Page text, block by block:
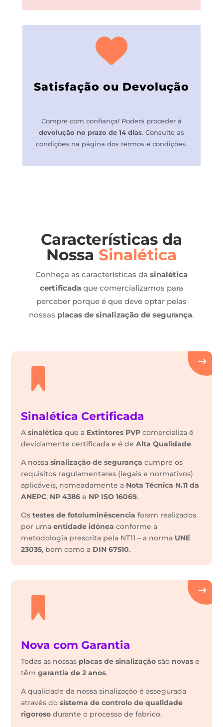
Satisfação ou Devolução
Compre com confiança! Poderá proceder à
devolução no prazo de 14 dias. Consulte as
condições na página dos termos e condições.
Características da
Nossa Sinalética
Conheça as características da sinalética
certificadaque comercializamos para
perceber porque é que deve optar pelas
nossas placas de sinalização de segurança.
Sinalética Certificada
Asinalética que a Extintores PVP comercializa é
devidamente certificada e é deAlta Qualidade.
A nossasinalização de segurança cumpre os
requisitos regulamentares (legais e normativos)
aplicáveis, nomeadamente a Nota Técnica N.11 da
ANEPC, NP 4386 e NP ISO 16069.
Ostestes de fotoluminêscencia foram realizados
por umaentidade idónea conforme a
metodologia prescrita pela NT11 – a norma UNE
23035, bem como a DIN 67510.
Nova com Garantia
Todas as nossas placas de sinalização são novas e
têmgarantia de 2 anos.
A qualidade da nossa sinalização é assegurada
através dosistema de controlo de qualidade
rigoroso durante o processo de fabrico.